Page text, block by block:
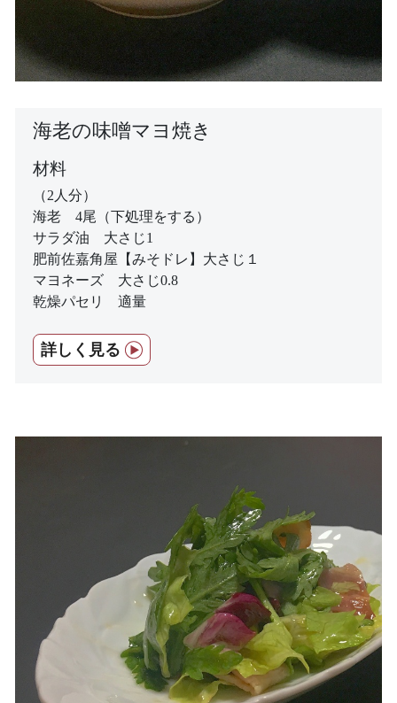
海老の味噌マヨ焼き
材料
（2人分）
海老 4尾（下処理をする）
サラダ油 大さじ1
肥前佐嘉角屋【みそドレ】大さじ１
マヨネーズ 大さじ0.8
乾燥パセリ 適量
詳しく見る